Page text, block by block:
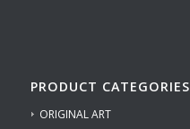
PRODUCT CATEGORIES
ORIGINAL ART